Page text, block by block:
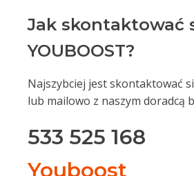
Jak skontaktować
YOUBOOST?
Najszybciej jest skontaktować
lub mailowo z naszym doradcą
533 525 168
Youboost